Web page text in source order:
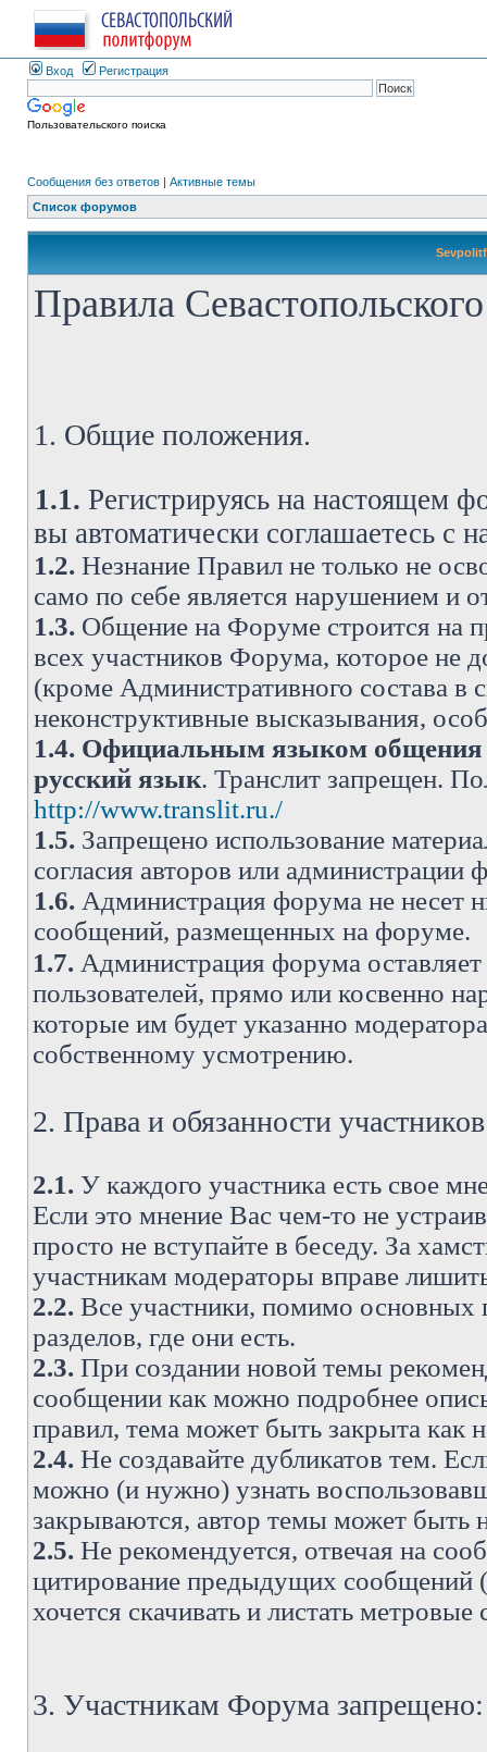
Вход Регистрация
Пользовательского поиска
Сообщения без ответов | Активные темы
Список форумов
Правила
1. Общие положения.
1.1. Регистрируясь на настоящем
вы автоматически соглашаетесь
1.2. Незнание Правил не только не
само по себе является нарушением и
1.3. Общение на Форуме строится на
всех участников Форума, которое не
(кроме Административного состава в
неконструктивные высказывания,
1.4. Официальным языком общения
русский язык. Транслит запрещен.
http://www.translit.ru./
1.5. Запрещено использование
согласия авторов или администрации
1.6. Администрация форума не несет
сообщений, размещенных на форуме.
1.7. Администрация форума
пользователей, прямо или косвенно
которые им будет указанно
собственному усмотрению.
2. Права и обязанности
2.1. У каждого участника есть свое
Если это мнение Вас чем-то не
просто не вступайте в беседу. За
участникам модераторы вправе
2.2. Все участники, помимо основных
разделов, где они есть.
2.3. При создании новой темы
сообщении как можно подробнее
правил, тема может быть закрыта как
2.4. Не создавайте дубликатов тем.
можно (и нужно) узнать
закрываются, автор темы может быть
2.5. Не рекомендуется, отвечая на
цитирование предыдущих сообщений
хочется скачивать и листать
3. Участникам Форума запрещено: